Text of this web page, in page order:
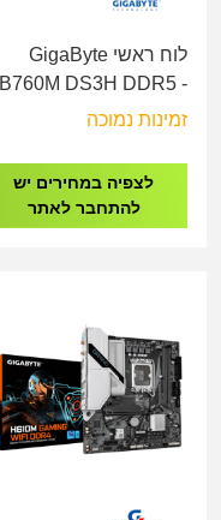
לוח ראשי GigaByte
B760M DS3H DDR5 -
Socket 1700
זמינות נמוכה
לצפיה במחירים יש
להתחבר לאתר